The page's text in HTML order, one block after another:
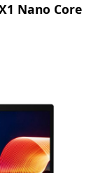
Nano Core